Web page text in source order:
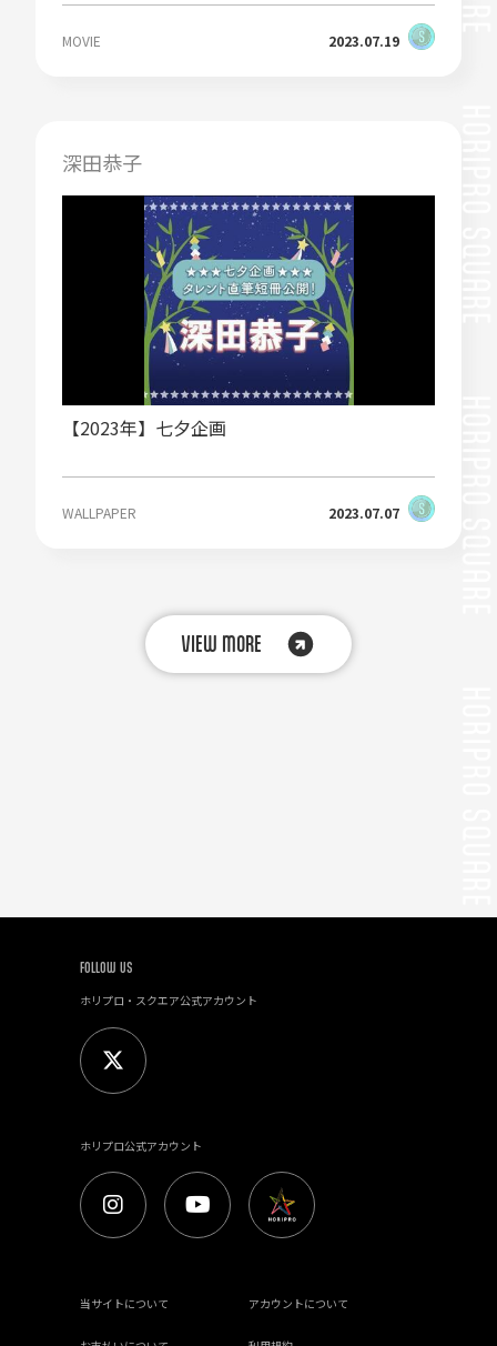
MOVIE 2023.07.19
深田恭子
【2023年】七夕企画
WALLPAPER 2023.07.07
VIEW MORE
FOLLOW US
ホリプロ・スクエア公式アカウント
ホリプロ公式アカウント
当サイトについて アカウントについて